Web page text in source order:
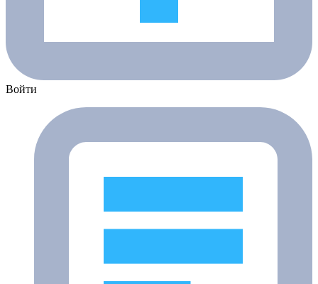
Войти